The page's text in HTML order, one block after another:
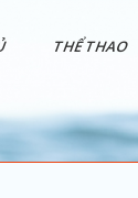
THỂ THAO